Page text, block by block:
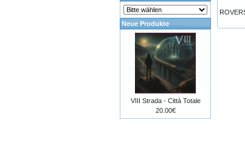
Neue Produkte
VIII Strada - Città Totale
20.00€